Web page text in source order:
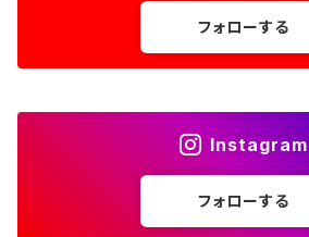
フォローする
Instagram
フォローする